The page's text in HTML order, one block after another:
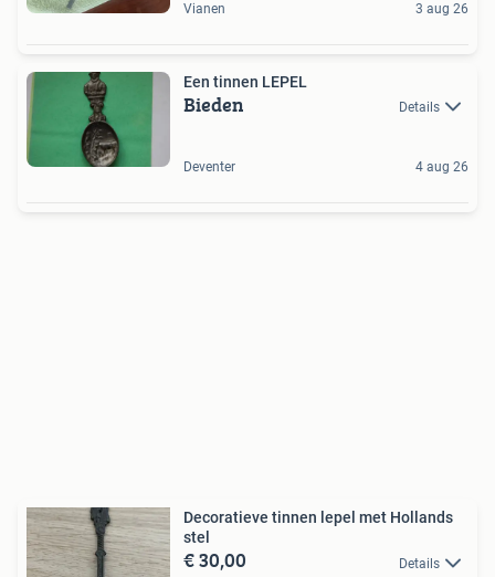
Vianen 3 aug 26
Een tinnen LEPEL
Bieden Details
Deventer 4 aug 26
Decoratieve tinnen lepel met Hollands
stel
€ 30,00 Details